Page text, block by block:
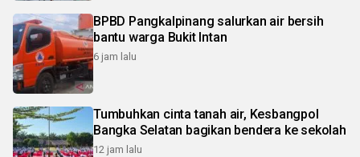
BPBD Pangkalpinang salurkan air bersih
bantu warga Bukit Intan
6 jam lalu
Tumbuhkan cinta tanah air, Kesbangpol
Bangka Selatan bagikan bendera ke sekolah
12 jam lalu